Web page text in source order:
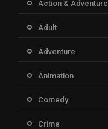
Action & Adventure
Adult
Adventure
Animation
Comedy
Crime